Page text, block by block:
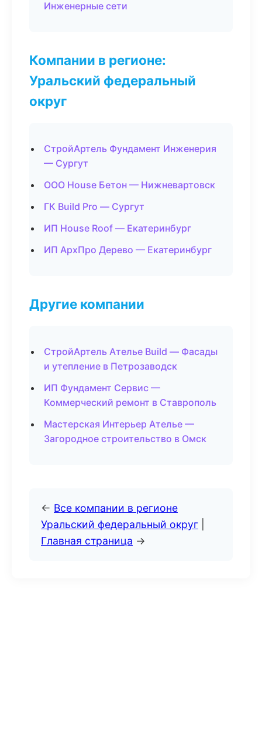
Инженерные сети
Компании в регионе:
Уральский федеральный
округ
СтройАртель Фундамент Инженерия
— Сургут
ООО House Бетон — Нижневартовск
ГК Build Pro — Сургут
ИП House Roof — Екатеринбург
ИП АрхПро Дерево — Екатеринбург
Другие компании
СтройАртель Ателье Build — Фасады
и утепление в Петрозаводск
ИП Фундамент Сервис —
Коммерческий ремонт в Ставрополь
Мастерская Интерьер Ателье —
Загородное строительство в Омск
← Все компании в регионе
Уральский федеральный округ
Главная страница →